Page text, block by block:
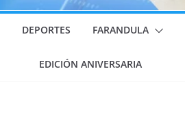
DEPORTES FARANDULA
EDICIÓN ANIVERSARIA